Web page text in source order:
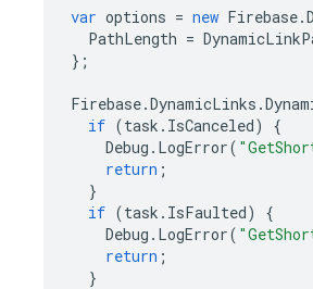
var options = new Firebase.
PathLength =
};
Firebase.DynamicLinks .
if (task . IsCanceled)
{
Debug . LogError(
return ;
}
if (task . IsFaulted)
{
Debug . LogError(
return ;
}